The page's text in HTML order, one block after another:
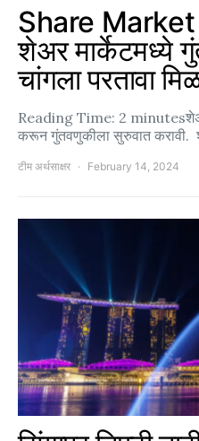
Share
शेअर
चांगला परतावा
Reading Time: 2
करून गुंतवणुकीला सुरुवात करावी.
टीम अर्थसाक्षर February 14, 2024